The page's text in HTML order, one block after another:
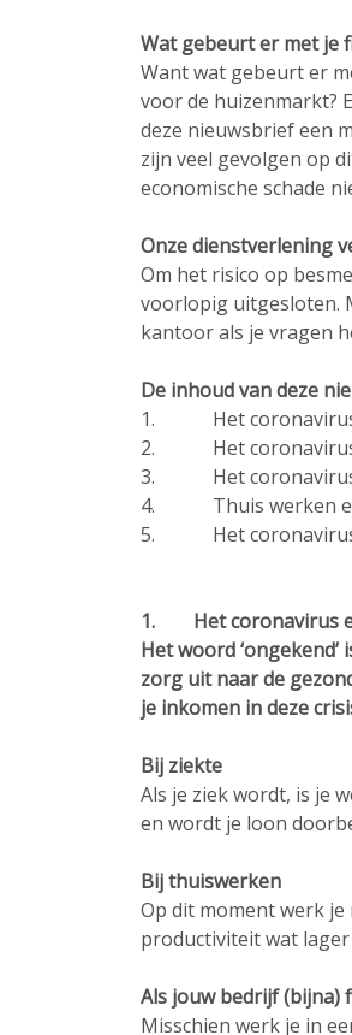
Wat gebeurt er met je
Want wat gebeurt er
voor de huizenmarkt?
deze nieuwsbrief een
zijn veel gevolgen op
economische schade
Onze dienstverlening
Om het risico op
voorlopig uitgesloten.
kantoor als je vragen
De inhoud van deze
1. Het coronavirus
2. Het coronavirus
3. Het coronavirus:
4. Thuis werken en
5. Het coronavirus
1. Het
Het woord
zorg uit naar de
je inkomen in deze
Bij ziekte
Als je ziek wordt, is je
en wordt je loon
Bij thuiswerken
Op dit moment werk je
productiviteit wat lager
Als jouw bedrijf (bijna)
Misschien werk je in